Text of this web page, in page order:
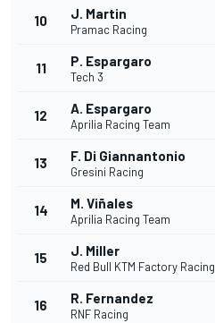
10 J. Martin
Pramac Racing
11 P. Espargaro
Tech 3
12 A. Espargaro
Aprilia Racing Team
13 F. Di Giannantonio
Gresini Racing
14 M. Viñales
Aprilia Racing Team
15 J. Miller
Red Bull KTM Factory Racing
16 R. Fernandez
RNF Racing